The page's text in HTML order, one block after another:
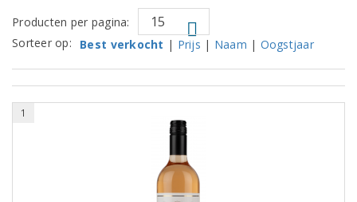
Producten per pagina:
Sorteer op:
Best verkocht | Prijs | Naam | Oogstjaar
1